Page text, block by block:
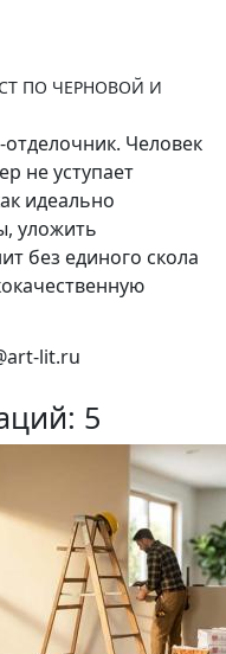
ПО ЧЕРНОВОЙ И
Человек
не уступает
идеально
уложить
без единого скола
lit.ru
5